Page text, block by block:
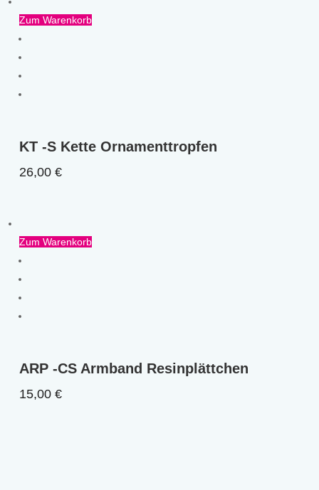
Zum Warenkorb
KT -S Kette Ornamenttropfen
26,00€
Zum Warenkorb
ARP -CS Armband Resinplättchen
15,00€